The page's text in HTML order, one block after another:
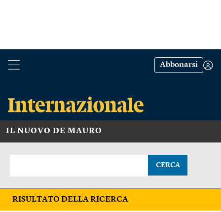
Abbonarsi
IL NUOVO DE MAURO
CERCA
RISULTATO DELLA RICERCA